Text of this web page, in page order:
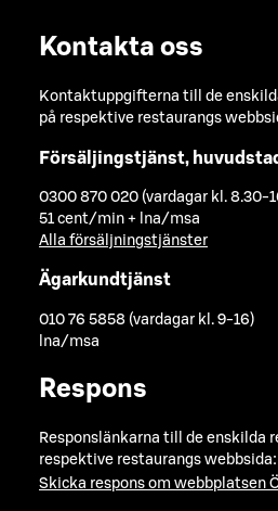
Kontakta oss
Kontaktuppgifterna till de
på respektive restaurangs
Försäljingstjänst,
0300 870 020 (vardagar kl. 8.30-
51 cent/min + lna/msa
Alla försäljningstjänster
Ägarkundtjänst
010 76 5858 (vardagar kl. 9-16)
lna/msa
Respons
Responslänkarna till de enskilda
respektive restaurangs webbsida:
Skicka respons om webbplatsen